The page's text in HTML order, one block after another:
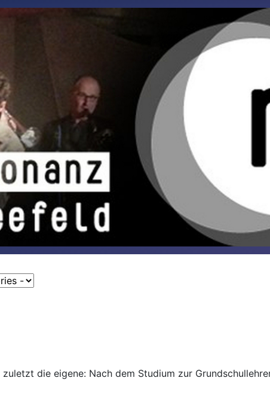
auswählen um die Liste zu filtern
die eigene: Nach dem Studium zur